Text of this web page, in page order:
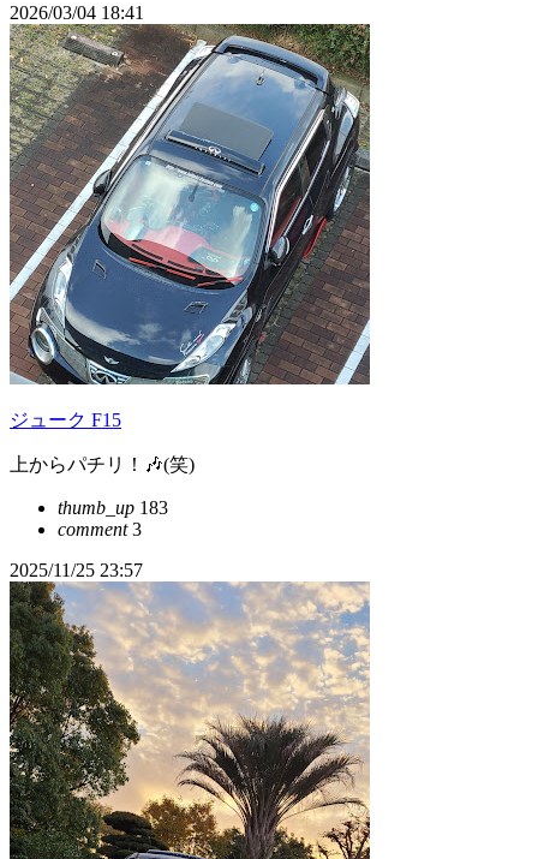
2026/03/04 18:41
ジューク F15
上からパチリ！🎶(笑)
thumb_up 183
comment3
2025/11/25 23:57